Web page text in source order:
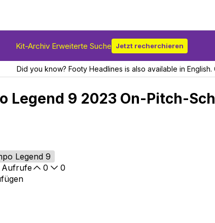
Kit-Archiv Erweiterte Suche Jetzt recherchieren
Did you know? Footy Headlines is also available in
Legend 9 2023 On-Pitch-
Legend 9
Aufrufe 0
0